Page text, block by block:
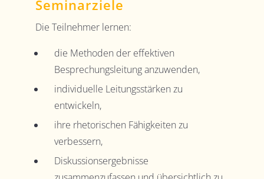
Seminarziele
Die Teilnehmer lernen:
die Methoden der effektiven
Besprechungsleitung anzuwenden,
individuelle Leitungsstärken zu
entwickeln,
ihre rhetorischen Fähigkeiten zu
verbessern,
Diskussionsergebnisse